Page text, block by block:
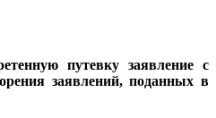
путевку заявление с
заявлений, поданных в